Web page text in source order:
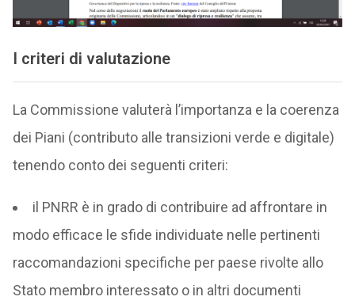
I criteri di valutazione
La Commissione valuterà l’importanza e la coerenza
dei Piani (contributo alle transizioni verde e digitale)
tenendo conto dei seguenti criteri:
il PNRR è in grado di contribuire ad affrontare in
modo efficace le sfide individuate nelle pertinenti
raccomandazioni specifiche per paese rivolte allo
Stato membro interessato o in altri documenti